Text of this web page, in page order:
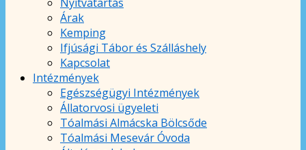
Árak
Kemping
Ifjúsági Tábor és Szálláshely
Kapcsolat
Intézmények
Egészségügyi Intézmények
Állatorvosi ügyeleti
Tóalmási Almácska Bölcsőde
Tóalmási Mesevár Óvoda